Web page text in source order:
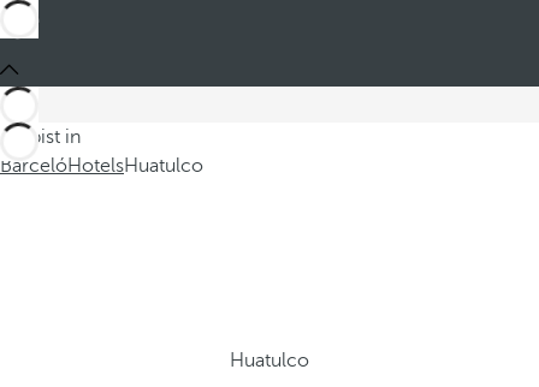
Du bist in
BarcelóHotelsHuatulco
Huatulco